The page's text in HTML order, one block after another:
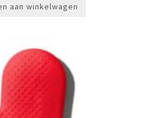
aan winkelwagen